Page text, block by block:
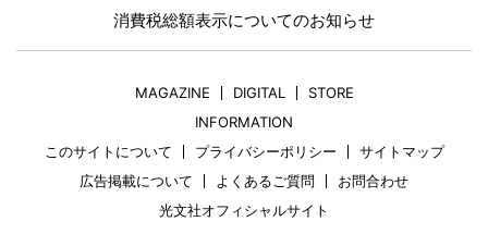
消費税総額表示についてのお知らせ
MAGAZINE DIGITAL
STORE
INFORMATION
このサイトについて
プライバシーポリシー
サイトマップ
広告掲載について
よくあるご質問
お問合わせ
光文社オフィシャルサイト